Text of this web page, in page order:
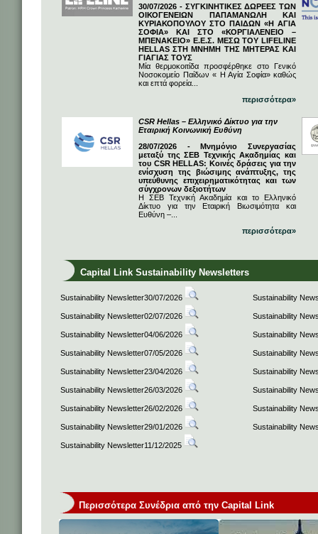
30/07/2026 - ΣΥΓΚΙΝΗΤΙΚΕΣ ΔΩΡΕΕΣ ΤΩΝ
ΟΙΚΟΓΕΝΕΙΩΝ ΠΑΠΑΜΑΝΩΛΗ ΚΑΙ
ΚΥΡΙΑΚΟΠΟΥΛΟΥ ΣΤΟ ΠΑΙΔΩΝ «Η ΑΓΙΑ
ΣΟΦΙΑ» ΚΑΙ ΣΤΟ «ΚΟΡΓΙΑΛΕΝΕΙΟ –
ΜΠΕΝΑΚΕΙΟ» Ε.Ε.Σ. ΜΕΣΩ ΤΟΥ LIFELINE
HELLAS ΣΤΗ ΜΝΗΜΗ ΤΗΣ ΜΗΤΕΡΑΣ ΚΑΙ
ΓΙΑΓΙΑΣ ΤΟΥΣ
Μία θερμοκοιτίδα προσφέρθηκε στο Γενικό
Νοσοκομείο Παίδων « Η Αγία Σοφία» καθώς
και επτά φορεία...
περισσότερα»
CSR Hellas – Ελληνικό Δίκτυο για την
Εταιρική Κοινωνική Ευθύνη
28/07/2026 - Μνημόνιο Συνεργασίας
μεταξύ της ΣΕΒ Τεχνικής Ακαδημίας και
του CSR HELLAS: Κοινές δράσεις για την
ενίσχυση της βιώσιμης ανάπτυξης, της
υπεύθυνης επιχειρηματικότητας και των
σύγχρονων δεξιοτήτων
Η ΣΕΒ Τεχνική Ακαδημία και το Ελληνικό
Δίκτυο για την Εταιρική Βιωσιμότητα και
Ευθύνη –...
περισσότερα»
Capital Link Sustainability Newsletters
Sustainability Newsletter30/07/2026 Sustainability
Sustainability Newsletter02/07/2026 Sustainability
Sustainability Newsletter04/06/2026 Sustainability
Sustainability Newsletter07/05/2026 Sustainability
Sustainability Newsletter23/04/2026 Sustainability
Sustainability Newsletter26/03/2026 Sustainability
Sustainability Newsletter26/02/2026 Sustainability
Sustainability Newsletter29/01/2026 Sustainability
Sustainability Newsletter11/12/2025
Περισσότερα Συνέδρια από την Capital Link